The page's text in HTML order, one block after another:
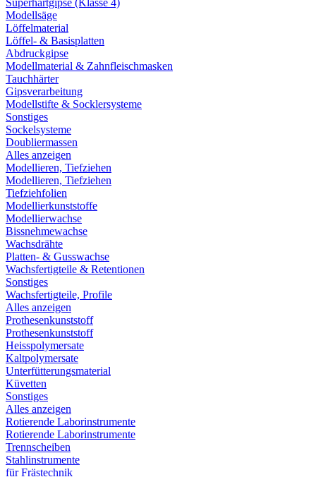
Superhartgipse (Klasse 4)
Modellsäge
Löffelmaterial
Löffel- & Basisplatten
Abdruckgipse
Modellmaterial & Zahnfleischmasken
Tauchhärter
Gipsverarbeitung
Modellstifte & Socklersysteme
Sonstiges
Sockelsysteme
Doubliermassen
Alles anzeigen
Modellieren, Tiefziehen
Modellieren, Tiefziehen
Tiefziehfolien
Modellierkunststoffe
Modellierwachse
Bissnehmewachse
Wachsdrähte
Platten- & Gusswachse
Wachsfertigteile & Retentionen
Sonstiges
Wachsfertigteile, Profile
Alles anzeigen
Prothesenkunststoff
Prothesenkunststoff
Heisspolymersate
Kaltpolymersate
Unterfütterungsmaterial
Küvetten
Sonstiges
Alles anzeigen
Rotierende Laborinstrumente
Rotierende Laborinstrumente
Trennscheiben
Stahlinstrumente
für Frästechnik